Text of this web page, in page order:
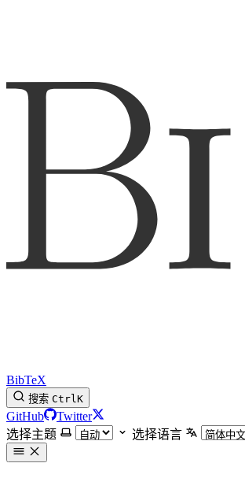
BibTeX
搜索 CtrlK
GitHub
Twitter
选择主题
选择语言